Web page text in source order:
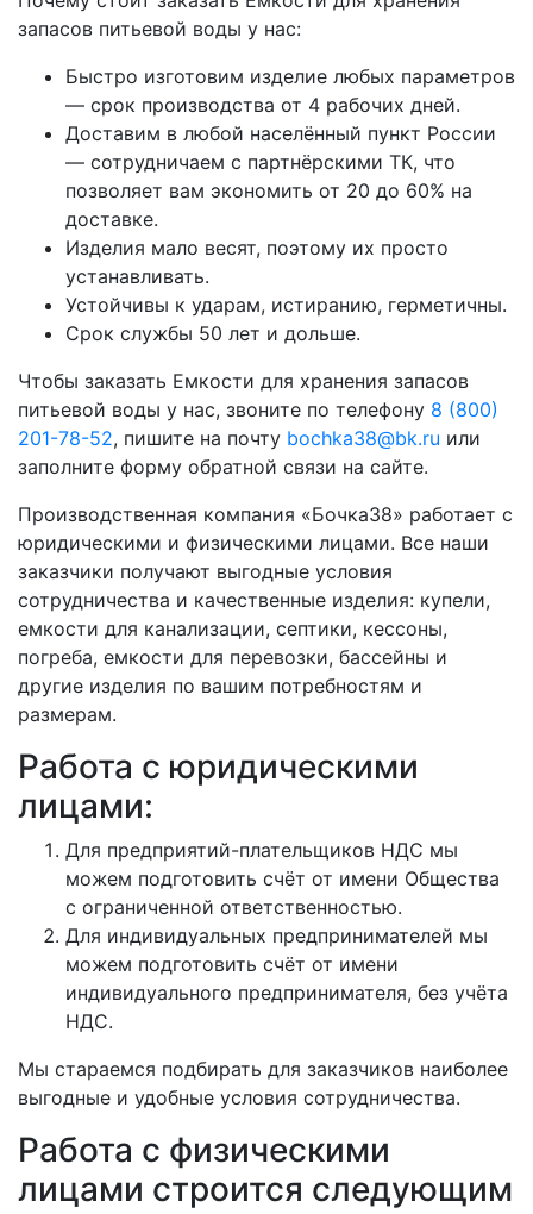
запасов питьевой воды у нас:
Быстро изготовим изделие любых параметров
— срок производства от 4 рабочих дней.
Доставим в любой населённый пункт России
— сотрудничаем с партнёрскими ТК, что
позволяет вам экономить от 20 до 60% на
доставке.
Изделия мало весят, поэтому их просто
устанавливать.
Устойчивы к ударам, истиранию, герметичны.
Срок службы 50 лет и дольше.
Чтобы заказать Емкости для хранения запасов
питьевой воды у нас, звоните по телефону 8 (800)
201-78-52, пишите на почту bochka38@bk.ru или
заполните форму обратной связи на сайте.
Производственная компания «Бочка38» работает с
юридическими и физическими лицами. Все наши
заказчики получают выгодные условия
сотрудничества и качественные изделия: купели,
емкости для канализации, септики, кессоны,
погреба, емкости для перевозки, бассейны и
другие изделия по вашим потребностям и
размерам.
Работа с юридическими
лицами:
Для предприятий-плательщиков НДС мы
можем подготовить счёт от имени Общества
с ограниченной ответственностью.
Для индивидуальных предпринимателей мы
можем подготовить счёт от имени
индивидуального предпринимателя, без учёта
НДС.
Мы стараемся подбирать для заказчиков наиболее
выгодные и удобные условия сотрудничества.
Работа с физическими
лицами строится следующим